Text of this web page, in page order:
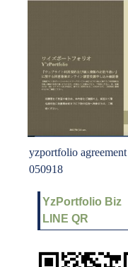
yzportfolio agreement
050918
YzPortfolio Biz
LINE QR